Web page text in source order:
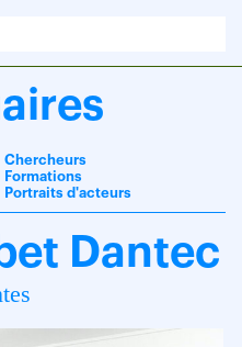
Chercheurs
Formations
Portraits d'acteurs
Dantec